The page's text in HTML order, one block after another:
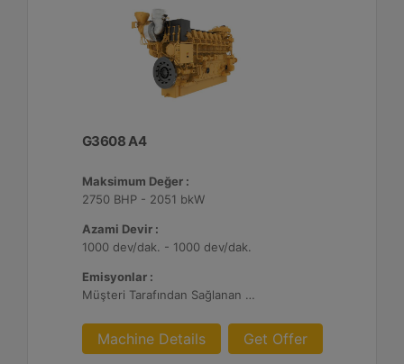
G3608 A4
Maksimum Değer :
2750 BHP - 2051 bkW
Azami Devir :
1000 dev/dak. - 1000 dev/dak.
Emisyonlar :
Müşteri Tarafından Sağlanan Atık Arıtma ile NSPS Saha Uyumluluğuna Sahiptir, 0,3 g ve 0,5 g/bhp-sa. NOx
Machine Details Get Offer